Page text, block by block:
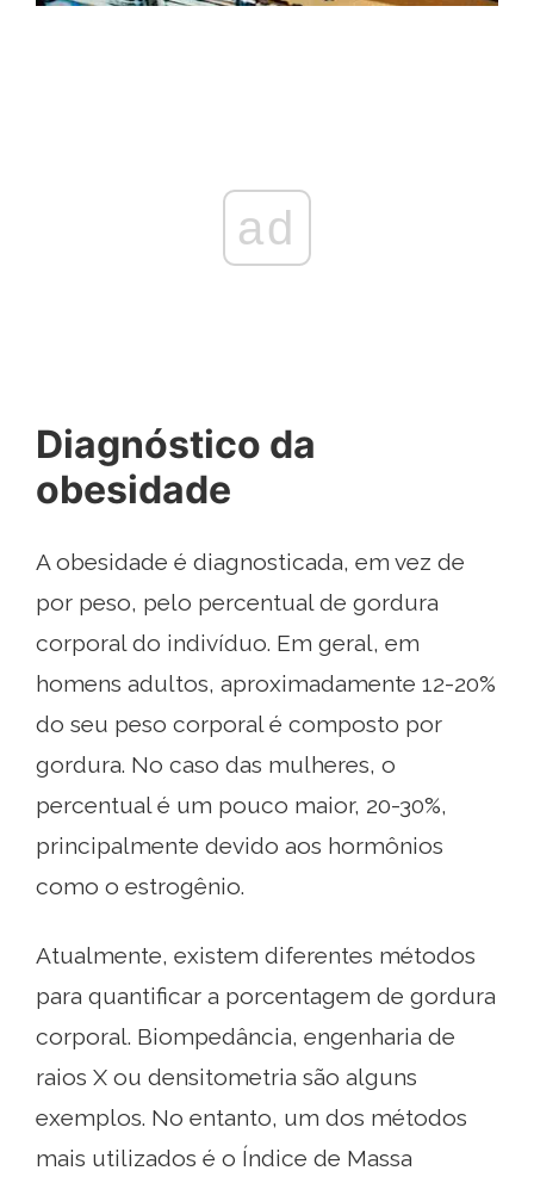
ad
Diagnóstico da
obesidade
A obesidade é diagnosticada, em vez de
por peso, pelo percentual de gordura
corporal do indivíduo. Em geral, em
homens adultos, aproximadamente 12-20%
do seu peso corporal é composto por
gordura. No caso das mulheres, o
percentual é um pouco maior, 20-30%,
principalmente devido aos hormônios
como o estrogênio.
Atualmente, existem diferentes métodos
para quantificar a porcentagem de gordura
corporal. Biompedância, engenharia de
raios X ou densitometria são alguns
exemplos. No entanto, um dos métodos
mais utilizados é o Índice de Massa